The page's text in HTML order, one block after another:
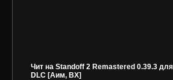
Чит на Standoff 2 Remastered 0.39.3
DLC [Аим, ВХ]